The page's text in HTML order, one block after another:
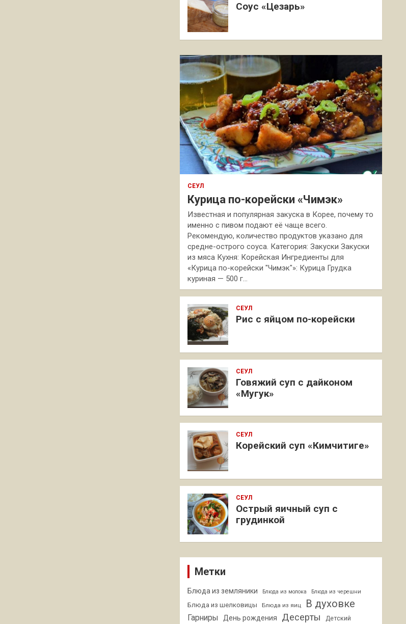
Соус «Цезарь»
СЕУЛ
Курица по-корейски «Чимэк»
Известная и популярная закуска в Корее, почему то
именно с пивом подают её чаще всего.
Рекомендую, количество продуктов указано для
средне-острого соуса. Категория: Закуски Закуски
из мяса Кухня: Корейская Ингредиенты для
«Курица по-корейски "Чимэк"»: Курица Грудка
куриная — 500 г…
СЕУЛ
Рис с яйцом по-корейски
СЕУЛ
Говяжий суп с дайконом
«Мугук»
СЕУЛ
Корейский суп «Кимчитиге»
СЕУЛ
Острый яичный суп с
грудинкой
Метки
Блюда из земляники Блюда из молока Блюда из черешни
Блюда из шелковицы Блюда из яиц В духовке
Гарниры День рождения Десерты
Детский